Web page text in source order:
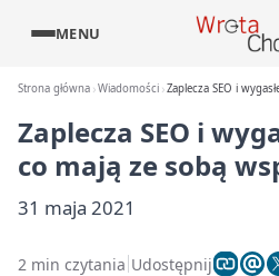
MENU
Strona główna Wiadomości Zaplecza SEO i
Zaplecza SEO i
co mają ze sobą
31 maja 2021
2 min czytania Udostępnij